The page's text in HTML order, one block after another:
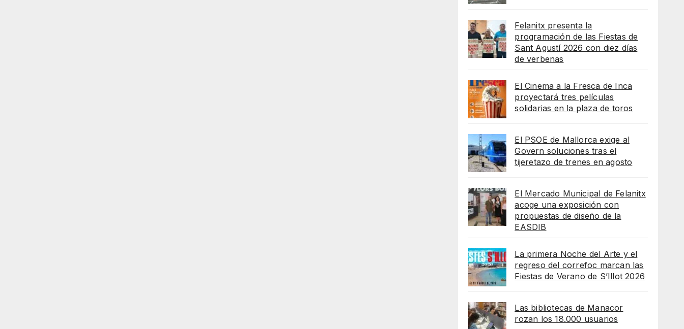
Felanitx presenta la
programación de las Fiestas de
Sant Agustí 2026 con diez días
de verbenas
El Cinema a la Fresca de Inca
proyectará tres películas
solidarias en la plaza de toros
El PSOE de Mallorca exige al
Govern soluciones tras el
tijeretazo de trenes en agosto
El Mercado Municipal de Felanitx
acoge una exposición con
propuestas de diseño de la
EASDIB
La primera Noche del Arte y el
regreso del correfoc marcan las
Fiestas de Verano de S’Illot 2026
Las bibliotecas de Manacor
rozan los 18.000 usuarios